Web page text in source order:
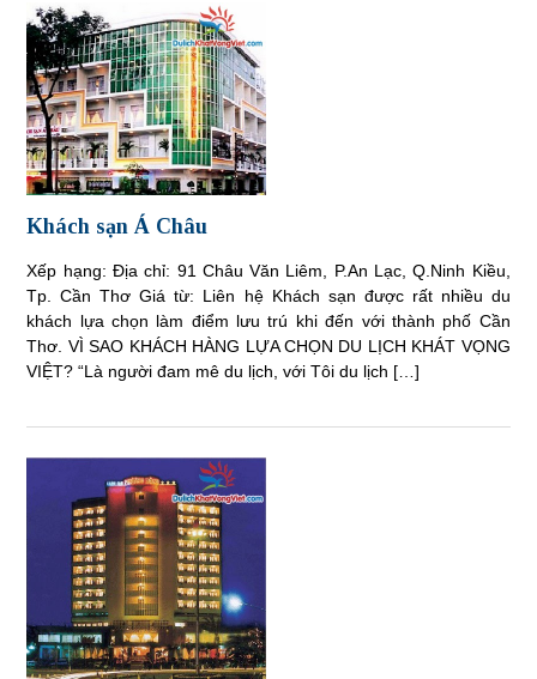
Khách sạn Á Châu
Xếp hạng: Địa chỉ: 91 Châu Văn Liêm, P.An Lạc, Q.Ninh Kiều,
Tp. Cần Thơ Giá từ: Liên hệ Khách sạn được rất nhiều du
khách lựa chọn làm điểm lưu trú khi đến với thành phố Cần
Thơ. VÌ SAO KHÁCH HÀNG LỰA CHỌN DU LỊCH KHÁT VỌNG
VIỆT? “Là người đam mê du lịch, với Tôi du lịch […]